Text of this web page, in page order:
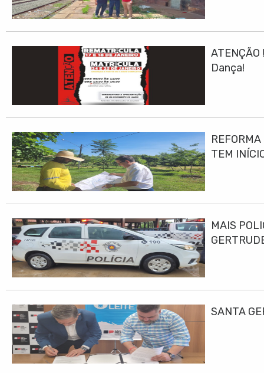
Dança!
TEM
MAIS
SANTA